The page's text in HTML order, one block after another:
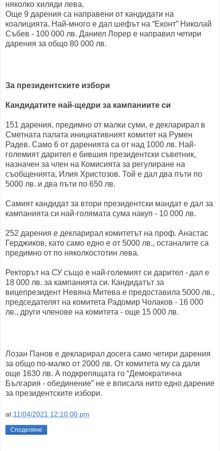
няколко хиляди лева.
Още 9 дарения са направени от кандидати на
коалицията. Най-много е дал шефът на “Еконт” Николай
Събев - 100 000 лв. Даниел Лорер е направил четири
дарения за общо 80 000 лв.
За президентските избори
Кандидатите най-щедри за кампаниите си
151 дарения, предимно от малки суми, е декларирал в
Сметната палата инициативният комитет на Румен
Радев. Само 6 от даренията са от над 1000 лв. Най-
големият дарител е бившия президентски съветник,
назначен за член на Комисията за регулиране на
съобщенията, Илия Христозов. Той е дал два пъти по
5000 лв. и два пъти по 650 лв.
Самият кандидат за втори президентски мандат е дал за
кампанията си най-голямата сума накуп - 10 000 лв.
252 дарения е декларирал комитетът на проф. Анастас
Герджиков, като само едно е от 5000 лв., останалите са
предимно от по няколкостотин лева.
Ректорът на СУ също е най-големият си дарител - дал е
18 000 лв. за кампанията си. Кандидатът за
вицепрезидент Невяна Митева е предоставила 5000 лв.,
председателят на комитета Радомир Чолаков - 16 000
лв., други членове на комитета - още 15 000 лв.
Лозан Панов е декларирал досега само четири дарения
за общо по-малко от 2000 лв. От комитета му са дали
още 1630 лв. А подкрепящата го “Демократична
България - обединение” не е вписала нито едно дарение
за президентските избори.
at 11/04/2021 12:10:00 pm
Споделяне